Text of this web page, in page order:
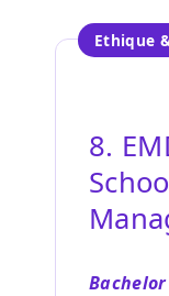
Ethique
8.